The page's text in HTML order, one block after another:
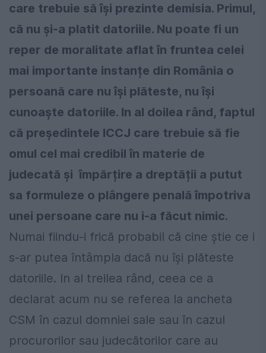
care trebuie să își prezinte demisia. Primul,
că nu și-a platit datoriile. Nu poate fi un
reper de moralitate aflat în fruntea celei
mai importante instanțe din România o
persoană care nu își plăteste, nu își
cunoaște datoriile. In al doilea rând, faptul
că președintele ICCJ care trebuie să fie
omul cel mai credibil în materie de
judecată și împărțire a dreptății a putut
sa formuleze o plângere penală împotriva
unei persoane care nu i-a făcut nimic.
Numai fiindu-i frică probabil că cine știe ce i
s-ar putea întâmpla dacă nu își plăteste
datoriile. In al treilea rând, ceea ce a
declarat acum nu se referea la ancheta
CSM în cazul domniei sale sau în cazul
procurorilor sau judecătorilor care au